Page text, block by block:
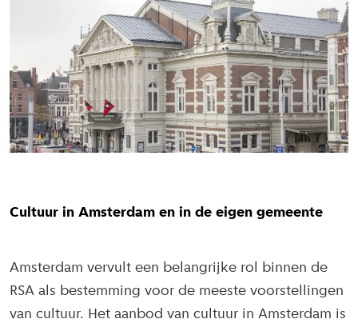
Cultuur in Amsterdam en in de eigen gemeente
Amsterdam vervult een belangrijke rol binnen de
RSA als bestemming voor de meeste voorstellingen
van cultuur. Het aanbod van cultuur in Amsterdam is